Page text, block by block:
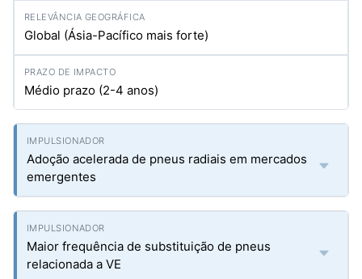
Global (Ásia-Pacífico mais forte)
Médio prazo (2-4 anos)
Adoção acelerada de pneus radiais em mercados
emergentes
Maior frequência de substituição de pneus
relacionada a VE